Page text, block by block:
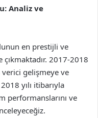
Analiz ve
en prestijli ve
2017-2018
gelişmeye ve
yılı itibarıyla
performanslarını ve